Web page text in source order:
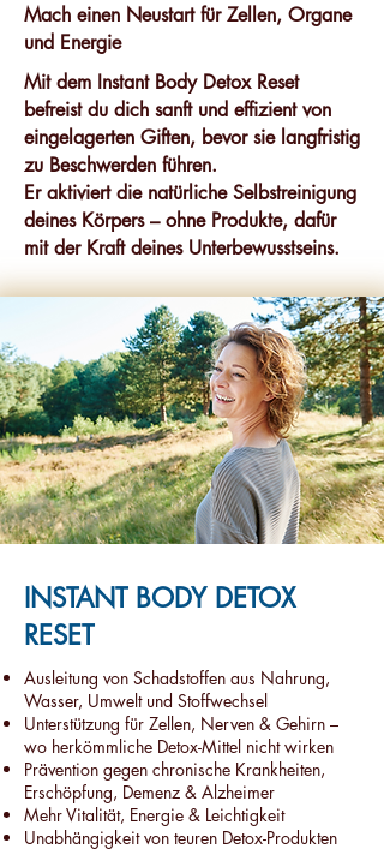
Mach einen Neustart für Zellen, Organe
und Energie
Mit dem Instant Body Detox Reset
befreist du dich sanft und effizient von
eingelager­ten Giften, bevor sie langfristig
zu Beschwerden führen.
Er aktiviert die natürliche Selbstreinigung
deines Körpers –ohne Produkte, dafür
mit der Kraft deines Unterbewusstseins.
INSTANT BODY DETOX
RESET
Ausleitung von Schadstoffen aus Nahrung,
Wasser, Umwelt und Stoffwechsel
Unterstützung für Zellen, Nerven & Gehirn –
wo herkömmliche Detox-Mittel nicht wirken
Prävention gegen chronische Krankheiten,
Erschöpfung, Demenz & Alzheimer
Mehr Vitalität, Energie & Leichtigkeit
Unabhängigkeit von teuren Detox-Produkten